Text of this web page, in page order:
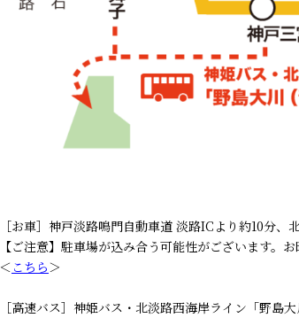
［お車］神戸淡路鳴門自動車道 淡路ICより約10分、
【ご注意】駐車場が込み合う可能性がございます。
＜ こちら＞
［高速バス］神姫バス・北淡路西海岸ライン「野島